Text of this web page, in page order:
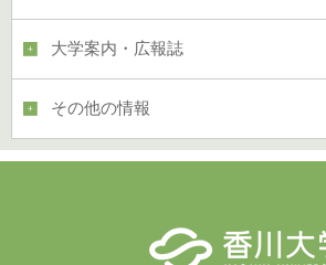
大学案内・広報誌
その他の情報